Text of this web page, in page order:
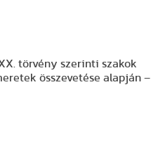
törvény szerinti szakok
összevetése alapján –